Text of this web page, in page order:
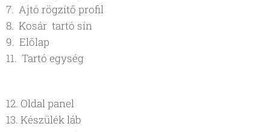
7. Ajtó rögzítő profil
8. Kosár tartó sín
9. Előlap
11. Tartó egység
12. Oldal panel
13. Készülék láb